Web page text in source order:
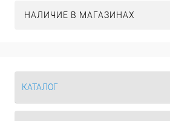
НАЛИЧИЕ В МАГАЗИНАХ
КАТАЛОГ